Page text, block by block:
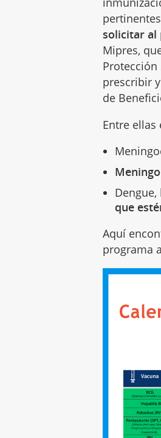
solicitar al
Mipres,
prescribir
de
Entre ellas
que
Aquí
programa